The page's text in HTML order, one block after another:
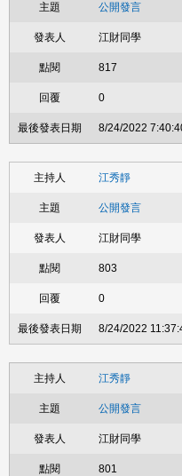
公開發言
江財同學
817
0
8/24/2022
江秀靜
公開發言
江財同學
803
0
8/24/2022
江秀靜
公開發言
江財同學
801